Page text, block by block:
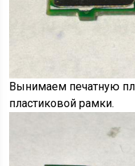
Вынимаем печатную
пластиковой рамки.